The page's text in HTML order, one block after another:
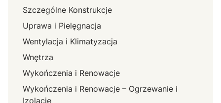
Szczególne Konstrukcje
Uprawa i Pielęgnacja
Wentylacja i Klimatyzacja
Wnętrza
Wykończenia i Renowacje
Wykończenia i Renowacje – Ogrzewanie i
Izolacje